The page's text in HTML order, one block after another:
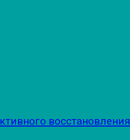
восстановления